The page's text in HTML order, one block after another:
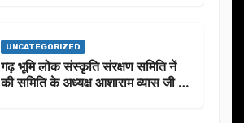
UNCATEGORIZED
गढ़ भूमि लोक संस्कृति संरक्षण समिति नें
की समिति के अध्यक्ष आशाराम व्यास जी के